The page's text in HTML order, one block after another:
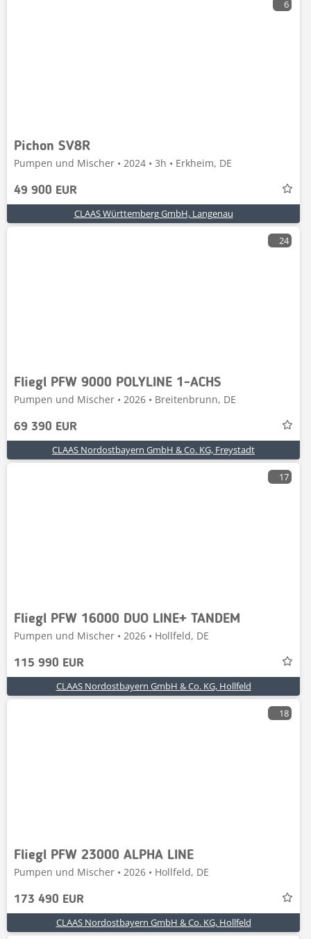
6
Pichon SV8R
Pumpen und Mischer • 2024 • 3h • Erkheim, DE
49 900 EUR
CLAAS Württemberg GmbH, Langenau
24
Fliegl PFW 9000 POLYLINE 1-ACHS
Pumpen und Mischer • 2026 • Breitenbrunn, DE
69 390 EUR
CLAAS Nordostbayern GmbH & Co. KG, Freystadt
17
Fliegl PFW 16000 DUO LINE+ TANDEM
Pumpen und Mischer • 2026 • Hollfeld, DE
115 990 EUR
CLAAS Nordostbayern GmbH & Co. KG, Hollfeld
18
Fliegl PFW 23000 ALPHA LINE
Pumpen und Mischer • 2026 • Hollfeld, DE
173 490 EUR
CLAAS Nordostbayern GmbH & Co. KG, Hollfeld